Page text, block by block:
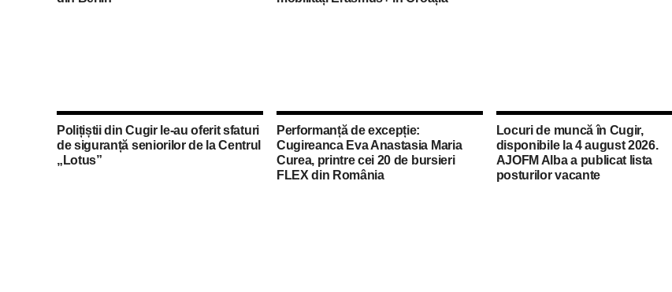
Polițiștii din Cugir le-au oferit sfaturi
de siguranță seniorilor de la Centrul
„Lotus”
Performanță de excepție:
Cugireanca Eva Anastasia Maria
Curea, printre cei 20 de bursieri
FLEX din România
Locuri de muncă în Cugir,
disponibile la 4 august 2026.
AJOFM Alba a publicat lista
posturilor vacante